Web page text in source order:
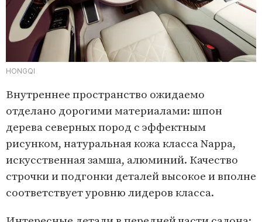
HONGQI
Внутреннее пространство ожидаемо
отделано дорогими материалами: шпон
дерева северных пород с эффектным
рисунком, натуральная кожа класса Nappa,
искусственная замша, алюминий. Качество
строчки и подгонки деталей высокое и вполне
соответствует уровню лидеров класса.